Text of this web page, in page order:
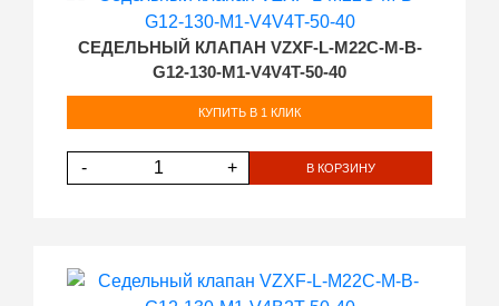
СЕДЕЛЬНЫЙ КЛАПАН VZXF-L-M22C-M-B-
G12-130-M1-V4V4T-50-40
КУПИТЬ В 1 КЛИК
- + В КОРЗИНУ